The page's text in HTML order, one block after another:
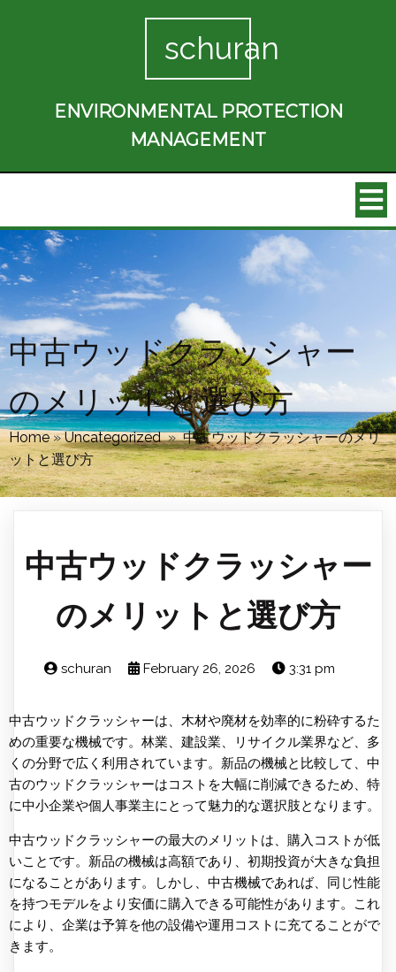
schuran
ENVIRONMENTAL PROTECTION
MANAGEMENT
中古ウッドクラッシャー
のメリットと選び方
Home»Uncategorized » 中古ウッドクラッシャーのメリ
ットと選び方
中古ウッドクラッシャー
のメリットと選び方
schuran February 26, 2026 3:31 pm
中古ウッドクラッシャーは、木材や廃材を効率的に粉砕するた
めの重要な機械です。林業、建設業、リサイクル業界など、多
くの分野で広く利用されています。新品の機械と比較して、中
古のウッドクラッシャーはコストを大幅に削減できるため、特
に中小企業や個人事業主にとって魅力的な選択肢となります。
中古ウッドクラッシャーの最大のメリットは、購入コストが低
いことです。新品の機械は高額であり、初期投資が大きな負担
になることがあります。しかし、中古機械であれば、同じ性能
を持つモデルをより安価に購入できる可能性があります。これ
により、企業は予算を他の設備や運用コストに充てることがで
きます。